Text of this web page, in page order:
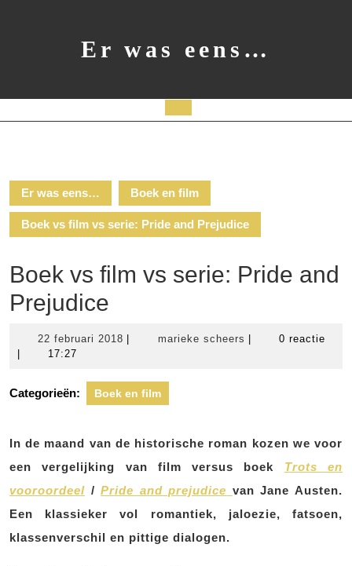
Er was eens…
Er was eens… Boek en film
Boek vs film vs serie: Pride and Prejudice
Boek vs film vs serie: Pride and
Prejudice
22 februari 2018 22
marieke scheers marieke0 reactie
17:27
Categorieën: Boek en film
In de maand van de historische roman kozen we voor
een vergelijking van film versus boek Trots en
vooroordeel /Pride and prejudice van Jane Austen.
Een klassieker vol romantiek, jaloezie, fatsoen,
klassenverschil en pittige dialogen.